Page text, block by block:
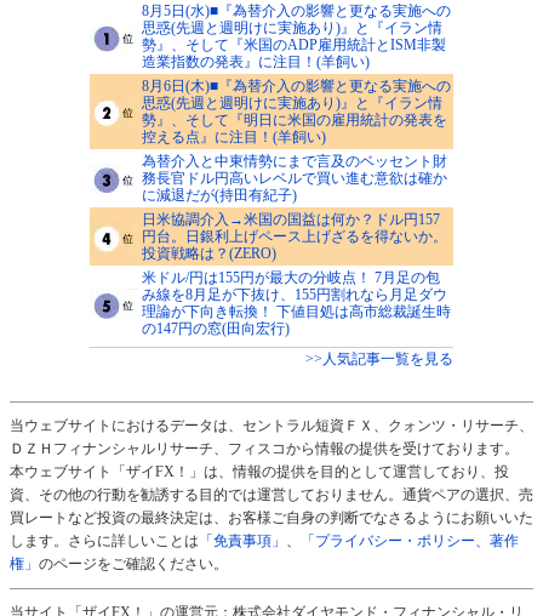
8月5日(水)■『為替介入の影響と更なる実施への
思惑(先週と週明けに実施あり)』と『イラン情
勢』、そして『米国のADP雇用統計とISM非製
造業指数の発表』に注目！(羊飼い)
8月6日(木)■『為替介入の影響と更なる実施への
思惑(先週と週明けに実施あり)』と『イラン情
勢』、そして『明日に米国の雇用統計の発表を
控える点』に注目！(羊飼い)
為替介入と中東情勢にまで言及のベッセント財
務長官ドル円高いレベルで買い進む意欲は確か
に減退だが(持田有紀子)
日米協調介入→米国の国益は何か？ドル円157
円台。日銀利上げペース上げざるを得ないか。
投資戦略は？(ZERO)
米ドル/円は155円が最大の分岐点！ 7月足の包
み線を8月足が下抜け、155円割れなら月足ダウ
理論が下向き転換！ 下値目処は高市総裁誕生時
の147円の窓(田向宏行)
>>人気記事一覧を見る
当ウェブサイトにおけるデータは、セントラル短資ＦＸ、クォンツ・リサーチ、
ＤＺＨフィナンシャルリサーチ、フィスコから情報の提供を受けております。
本ウェブサイト「ザイFX！」は、情報の提供を目的として運営しており、投
資、その他の行動を勧誘する目的では運営しておりません。通貨ペアの選択、売
買レートなど投資の最終決定は、お客様ご自身の判断でなさるようにお願いいた
します。さらに詳しいことは 「免責事項」 、
「プライバシー・ポリシー、著作
権」 のページをご確認ください。
当サイト「ザイFX！」の運営元：株式会社ダイヤモンド・フィナンシャル・リ